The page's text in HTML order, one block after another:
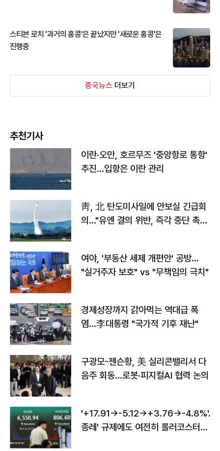
스티븐 로치 '과거의 홍콩'은 끝났지만 '새로운 홍콩'은
진행중
중국뉴스 더보기
추천기사
이란·오만, 호르무즈 '중앙항로 통항'
추진…입항은 이란 관리
靑, 北 탄도미사일에 안보실 긴급회
의…"유엔 결의 위반, 즉각 중단 촉
여야, '부동산 세제 개편안' 공방…
"실거주자 보호" vs "무책임의 극치"
경제성장까지 갉아먹는 역대급 폭
염…李대통령 "국가적 기후 재난"
구광모-젠슨황, 美 실리콘밸리서 다
음주 회동…로봇·피지컬AI 협력 논의
'+17.91→-5.12→+3.76→-4.8%'…'
종레' 규제에도 여전히 롤러코스터